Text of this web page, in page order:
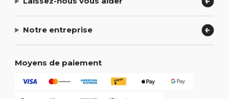
Notre entreprise
Moyens de paiement